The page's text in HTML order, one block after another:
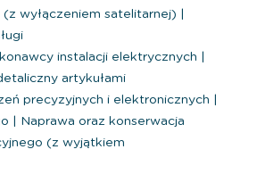
wyłączeniem satelitarnej)
instalacji elektrycznych
artykułami
precyzyjnych i elektronicznych
Naprawa oraz konserwacja
(z wyjątkiem